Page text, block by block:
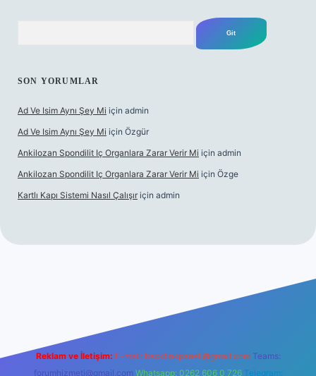
SON YORUMLAR
Ad Ve Isim Aynı Şey Mi için admin
Ad Ve Isim Aynı Şey Mi için Özgür
Ankilozan Spondilit Iç Organlara Zarar Verir Mi için admin
Ankilozan Spondilit Iç Organlara Zarar Verir Mi için Özge
Kartlı Kapı Sistemi Nasıl Çalışır için admin
Reklam ve İletişim: E-mail: backlinkpaneli@gmail.com Teams:
forumhizmeti@gmail.com Whatsapp: 0262 606 0 726 Telegram: